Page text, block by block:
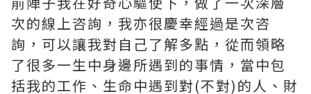
次的線上咨詢，我亦很慶幸經過是次咨
詢，可以讓我對自己了解多點，從而領略
了很多一生中身邊所遇到的事情，當中包
括我的工作、生命中遇到對(不對)的人、財